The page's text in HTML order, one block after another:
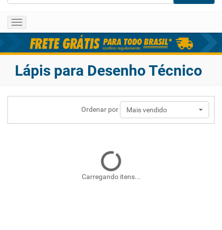
Toggle
navigation
Lápis para Desenho Técnico
Ordenar por Mais vendido
Carregando itens...